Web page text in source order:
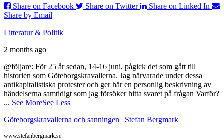
Share on Facebook
Share on Twitter
Share on Linked In
Share by Email
Litteratur & Politik
2 months ago
@följare: För 25 år sedan, 14-16 juni, pågick det som gått till
historien som Göteborgskravallerna. Jag närvarade under dessa
antikapitalistiska protester och ger här en personlig beskrivning av
händelserna samtidigt som jag försöker hitta svaret på frågan Varför?
... See MoreSee Less
Göteborgskravallerna och sanningen | Stefan Bergmark
www.stefanbergmark.se